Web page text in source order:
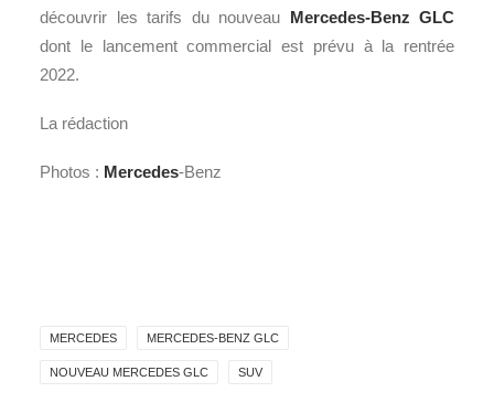
découvrir les tarifs du nouveau Mercedes-Benz GLC
dont le lancement commercial est prévu à la rentrée
2022.
La rédaction
Photos : Mercedes-Benz
MERCEDES MERCEDES-BENZ GLC
NOUVEAU MERCEDES GLC SUV